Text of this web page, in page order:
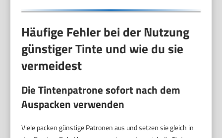
Häufige Fehler bei der Nutzung
günstiger Tinte und wie du sie
vermeidest
Die Tintenpatrone sofort nach dem
Auspacken verwenden
Viele packen günstige Patronen aus und setzen sie gleich in